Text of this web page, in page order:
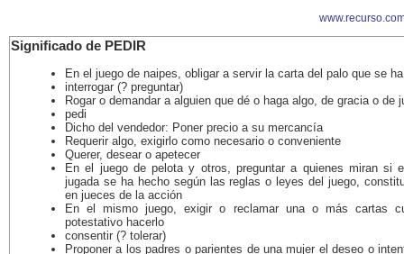
Significado de PEDIR
En el juego de naipes, obligar a servir la carta del palo que se
interrogar (? preguntar)
Rogar o demandar a alguien que dé o haga algo, de gracia o de
pedi
Dicho del vendedor: Poner precio a su mercancía
Requerir algo, exigirlo como necesario o conveniente
Querer, desear o apetecer
En el juego de pelota y otros, preguntar a quienes miran si
jugada se ha hecho según las reglas o leyes del juego,
en jueces de la acción
En el mismo juego, exigir o reclamar una o más cartas
potestativo hacerlo
consentir (? tolerar)
Proponer a los padres o parientes de una mujer el deseo o